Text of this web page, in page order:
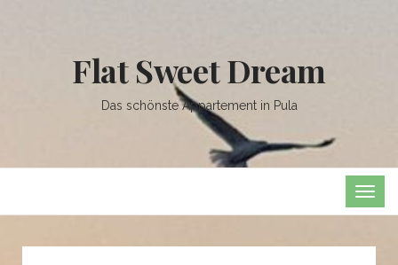
Flat Sweet Dream
Das schönste Appartement in Pula